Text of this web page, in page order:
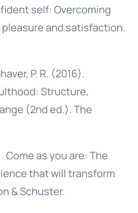
self: Overcoming
and satisfaction.
P. R. (2016).
Structure,
(2nd ed.). The
Come as you are: The
that will transform
& Schuster.